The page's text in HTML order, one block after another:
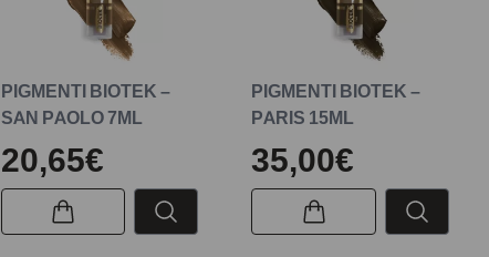
PIGMENTI BIOTEK –
SAN PAOLO 7ML
20,65€
PIGMENTI BIOTEK –
PARIS 15ML
35,00€